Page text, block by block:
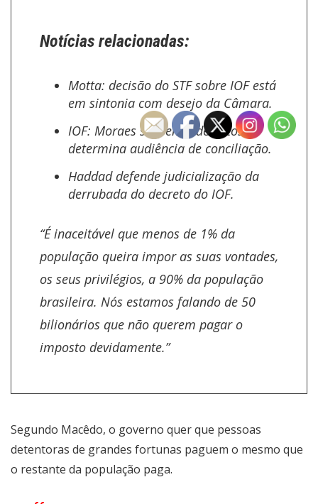
Notícias relacionadas:
Motta: decisão do STF sobre IOF está
em sintonia com desejo da Câmara.
IOF: Moraes suspende decretos e
determina audiência de conciliação.
Haddad defende judicialização da
derrubada do decreto do IOF.
“É inaceitável que menos de 1% da
população queira impor as suas vontades,
os seus privilégios, a 90% da população
brasileira. Nós estamos falando de 50
bilionários que não querem pagar o
imposto devidamente.”
Segundo Macêdo, o governo quer que pessoas
detentoras de grandes fortunas paguem o mesmo que
o restante da população paga.